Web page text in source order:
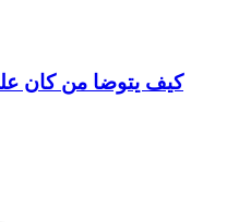
كيف يتوضا من كان